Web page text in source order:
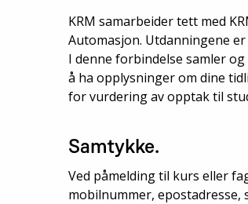
KRM samarbeider tett med
Automasjon. Utdanningene
I denne forbindelse samler
å ha opplysninger om dine
for vurdering av opptak til
Samtykke.
Ved påmelding til kurs eller
mobilnummer,